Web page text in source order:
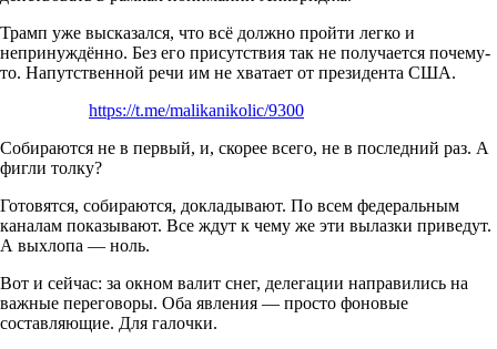
Трамп уже высказался, что всё должно пройти легко и
непринуждённо. Без его присутствия так не получается почему-
то. Напутственной речи им не хватает от президента США.
https://t.me/malikanikolic/9300
Собираются не в первый, и, скорее всего, не в последний раз. А
фигли толку?
Готовятся, собираются, докладывают. По всем федеральным
каналам показывают. Все ждут к чему же эти вылазки приведут.
А выхлопа — ноль.
Вот и сейчас: за окном валит снег, делегации направились на
важные переговоры. Оба явления — просто фоновые
составляющие. Для галочки.